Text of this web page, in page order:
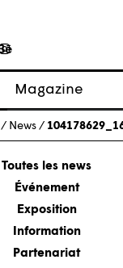
Magazine
Articles
À propos
Numéros
/ News /
Toutes les news
Événement
Exposition
Information
Partenariat